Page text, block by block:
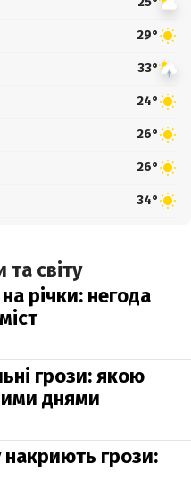
29°
33°
24°
26°
26°
34°
світу
річки: негода
грози: якою
днями
накриють грози: